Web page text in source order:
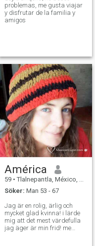
problemas, me gusta viajar
y disfrutar de la familia y
amigos
América
59 • Tlalnepantla, México, Mexico
Söker: Man 53 - 67
Jag är en rolig, ärlig och
mycket glad kvinna! i lärde
mig att det mest värdefulla
jag äger är min frid! me